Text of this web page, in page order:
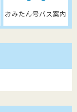
おみたん号バス案内